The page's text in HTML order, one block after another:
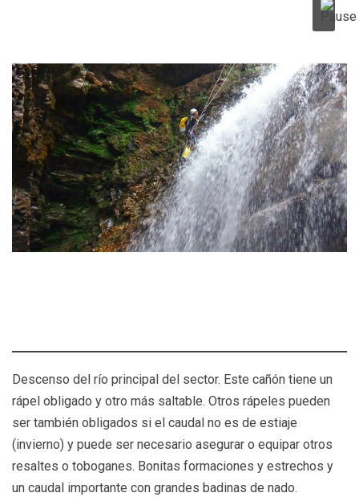
Descenso del río principal del sector. Este cañón tiene un
rápel obligado y otro más saltable. Otros rápeles pueden
ser también obligados si el caudal no es de estiaje
(invierno) y puede ser necesario asegurar o equipar otros
resaltes o toboganes. Bonitas formaciones y estrechos y
un caudal importante con grandes badinas de nado.